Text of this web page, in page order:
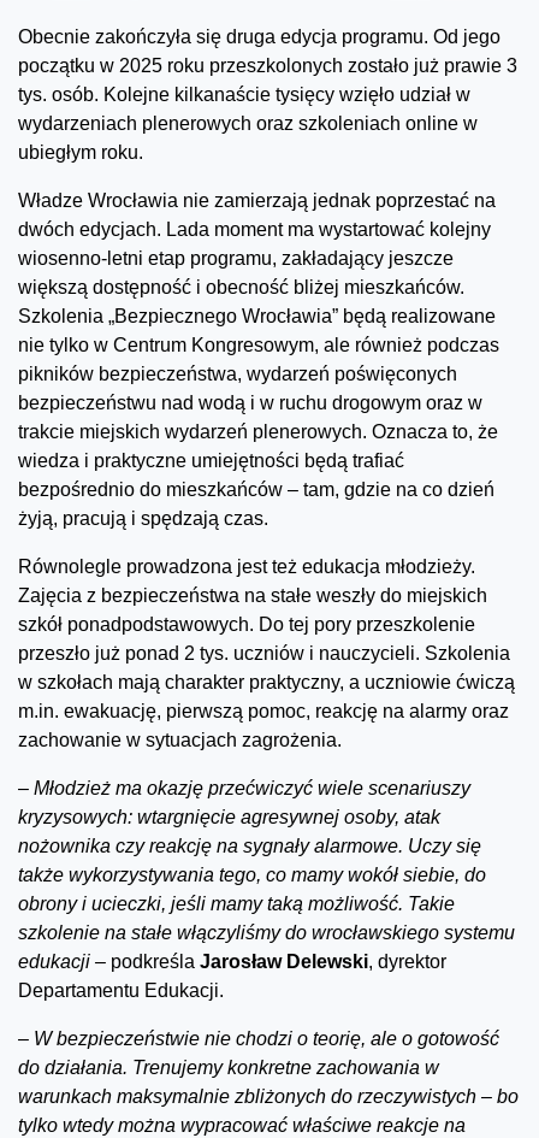
Obecnie zakończyła się druga edycja programu. Od jego
początku w 2025 roku przeszkolonych zostało już prawie 3
tys. osób. Kolejne kilkanaście tysięcy wzięło udział w
wydarzeniach plenerowych oraz szkoleniach online w
ubiegłym roku.
Władze Wrocławia nie zamierzają jednak poprzestać na
dwóch edycjach. Lada moment ma wystartować kolejny
wiosenno-letni etap programu, zakładający jeszcze
większą dostępność i obecność bliżej mieszkańców.
Szkolenia „Bezpiecznego Wrocławia” będą realizowane
nie tylko w Centrum Kongresowym, ale również podczas
pikników bezpieczeństwa, wydarzeń poświęconych
bezpieczeństwu nad wodą i w ruchu drogowym oraz w
trakcie miejskich wydarzeń plenerowych. Oznacza to, że
wiedza i praktyczne umiejętności będą trafiać
bezpośrednio do mieszkańców – tam, gdzie na co dzień
żyją, pracują i spędzają czas.
Równolegle prowadzona jest też edukacja młodzieży.
Zajęcia z bezpieczeństwa na stałe weszły do miejskich
szkół ponadpodstawowych. Do tej pory przeszkolenie
przeszło już ponad 2 tys. uczniów i nauczycieli. Szkolenia
w szkołach mają charakter praktyczny, a uczniowie ćwiczą
m.in. ewakuację, pierwszą pomoc, reakcję na alarmy oraz
zachowanie w sytuacjach zagrożenia.
– Młodzież ma okazję przećwiczyć wiele scenariuszy
kryzysowych: wtargnięcie agresywnej osoby, atak
nożownika czy reakcję na sygnały alarmowe. Uczy się
także wykorzystywania tego, co mamy wokół siebie, do
obrony i ucieczki, jeśli mamy taką możliwość. Takie
szkolenie na stałe włączyliśmy do wrocławskiego systemu
edukacji – podkreśla Jarosław Delewski, dyrektor
Departamentu Edukacji.
– W bezpieczeństwie nie chodzi o teorię, ale o gotowość
do działania. Trenujemy konkretne zachowania w
warunkach maksymalnie zbliżonych do rzeczywistych – bo
tylko wtedy można wypracować właściwe reakcje na